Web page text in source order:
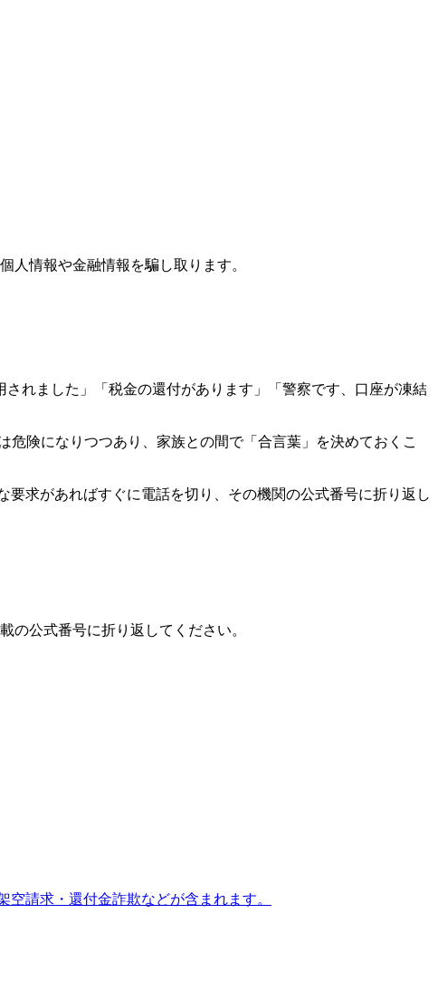
人情報や金融情報を騙し取ります。
れました」「税金の還付があります」「警察です、口座が凍結
険になりつつあり、家族との間で「合言葉」を決めておくこ
求があればすぐに電話を切り、その機関の公式番号に折り返し
の公式番号に折り返してください。
請求・還付金詐欺などが含まれます。